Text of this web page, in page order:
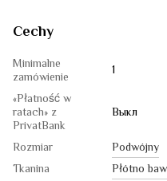
Cechy
Minimalne
zamówienie
1
«Płatność w
ratach» z
PrivatBank
Выкл
Rozmiar
Podwójny
Tkanina
Płótno